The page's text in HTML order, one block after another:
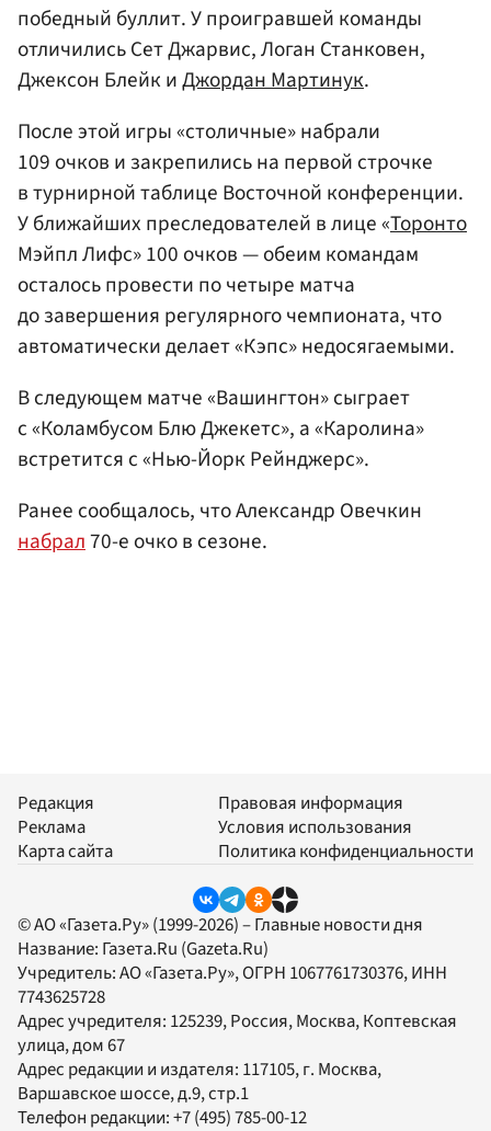
победный буллит. У проигравшей команды
отличились Сет Джарвис, Логан Станковен,
Джексон Блейк иДжордан Мартинук.
После этой игры «столичные» набрали
109 очков и закрепились на первой строчке
в турнирной таблице Восточной конференции.
У ближайших преследователей в лице «Торонто
Мэйпл Лифс» 100 очков — обеим командам
осталось провести по четыре матча
до завершения регулярного чемпионата, что
автоматически делает «Кэпс» недосягаемыми.
В следующем матче «Вашингтон» сыграет
с «Коламбусом Блю Джекетс», а «Каролина»
встретится с «Нью-Йорк Рейнджерс».
Ранее сообщалось, что Александр Овечкин
набрал70-е очко в сезоне.
Редакция
Реклама
Карта сайта
Правовая информация
Условия использования
Политика конфиденциальности
© АО «Газета.Ру» (1999-2026) – Главные новости дня
Название: Газета.Ru (Gazeta.Ru)
Учредитель:АО «Газета.Ру», ОГРН 1067761730376, ИНН
7743625728
Адрес учредителя: 125239, Россия, Москва, Коптевская
улица, дом 67
Адрес редакции и издателя: 117105, г. Москва,
Варшавское шоссе, д.9, стр.1
Телефон редакции:+7 (495) 785-00-12